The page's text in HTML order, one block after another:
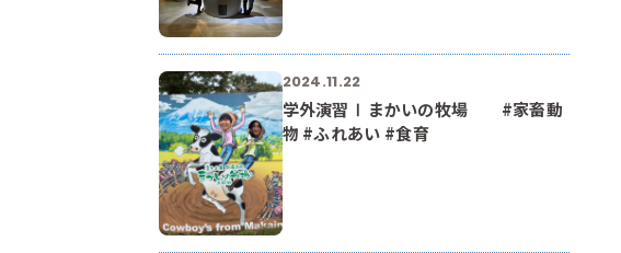
2024.11.22
学外演習Ⅰ まかいの牧場 #家畜動
物 #ふれあい #食育